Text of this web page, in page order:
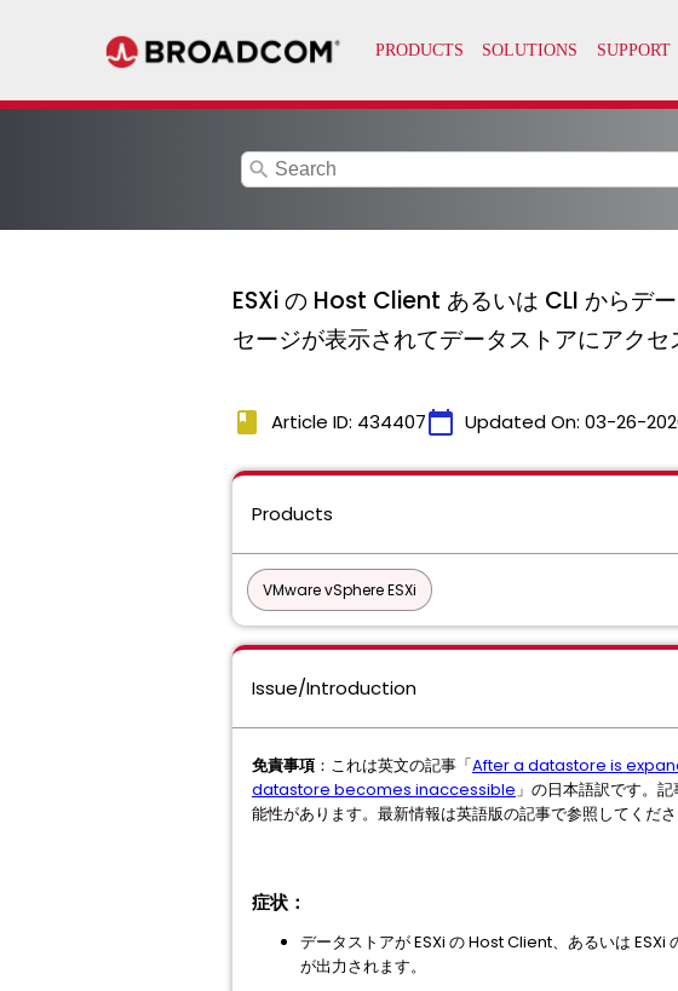
search
ESXi の Host Client あるいは CLI からデ
セージが表示されてデータストアにアクセ
book Article ID: 434407calendar_today Updated On: 03-26-
Products
VMware vSphere ESXi
Issue/Introduction
免責事項 ：これは英文の記事「After a datastore is
datastore becomes inaccessible」の日本語訳です。
能性があります。最新情報は英語版の記事で参照してくださ
症状：
データストアが ESXi の Host Client、あるいは
が出力されます。